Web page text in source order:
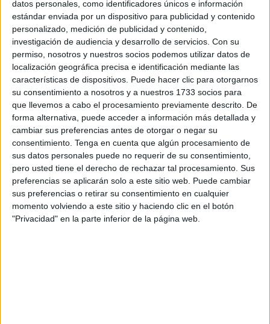
datos personales, como identificadores únicos e información
estándar enviada por un dispositivo para publicidad y contenido
personalizado, medición de publicidad y contenido,
investigación de audiencia y desarrollo de servicios. Con su
permiso, nosotros y nuestros socios podemos utilizar datos de
localización geográfica precisa e identificación mediante las
características de dispositivos. Puede hacer clic para otorgarnos
su consentimiento a nosotros y a nuestros 1733 socios para
que llevemos a cabo el procesamiento previamente descrito. De
forma alternativa, puede acceder a información más detallada y
cambiar sus preferencias antes de otorgar o negar su
consentimiento. Tenga en cuenta que algún procesamiento de
sus datos personales puede no requerir de su consentimiento,
pero usted tiene el derecho de rechazar tal procesamiento. Sus
preferencias se aplicarán solo a este sitio web. Puede cambiar
sus preferencias o retirar su consentimiento en cualquier
momento volviendo a este sitio y haciendo clic en el botón
"Privacidad" en la parte inferior de la página web.
"No tenga tanta prisa”: el mensaje de
Gutiérrez a Vivas sobre la municipalización de
la limpieza
POR ISABEL JIMÉNEZ 03/03/2024 5
La solución a la cuadratura del círculo en las
Brigadas Verdes
POR CARMEN ECHARRI 02/03/2024 0
El comité de empresa de las Brigadas Verdes
afea el bloqueo político
POR ISABEL JIMÉNEZ 01/03/2024 2
El Gobierno desestima todas las
observaciones a municipalizar Trace
POR GONZALO TESTA 29/02/2024 0